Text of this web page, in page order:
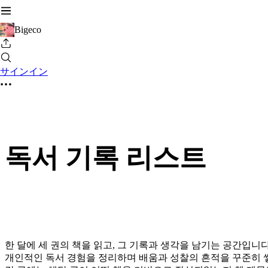
Bigeco
サインイン
독서 기록 리스트
한 달에 세 권의 책을 읽고, 그 기록과 생각을 남기는 공간입니
개인적인 독서 경험을 정리하며 배움과 성찰의 흔적을 꾸준히